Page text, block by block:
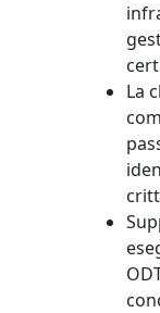
La